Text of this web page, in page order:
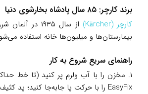
برند کارچر: ۸۵ سال پادشاه بخارشوی دنیا
کارچر (Kärcher)
از سال ۱۹۳۵
بیمارستان‌ها و میلیون‌ها خانه استفاده می‌شود.
راهنمای سریع شروع به کار
EasyFix را با حرکت پا جابه‌جا کنید؛ پد کثیف را مستقیم در لباسشویی ۶۰ درجه بشویید. ۵. بعد از کار، آب باقی‌مانده را خالی کنید تا رسوب نگیرد.